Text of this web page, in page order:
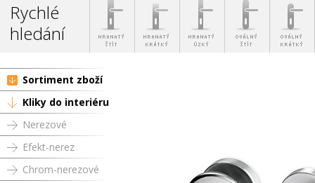
Rychlé
hledání
Sortiment zboží
Kliky do interiéru
Nerezové
Efekt-nerez
Chrom-nerezové